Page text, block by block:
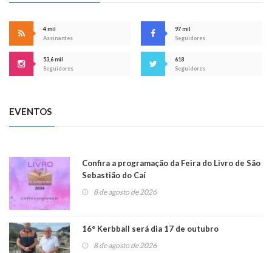
4 mil
Assinantes
97 mil
Seguidores
53,6 mil
Seguidores
618
Seguidores
EVENTOS
Confira a programação da Feira do Livro de São
Sebastião do Caí
8 de agosto de 2026
16° Kerbball será dia 17 de outubro
8 de agosto de 2026